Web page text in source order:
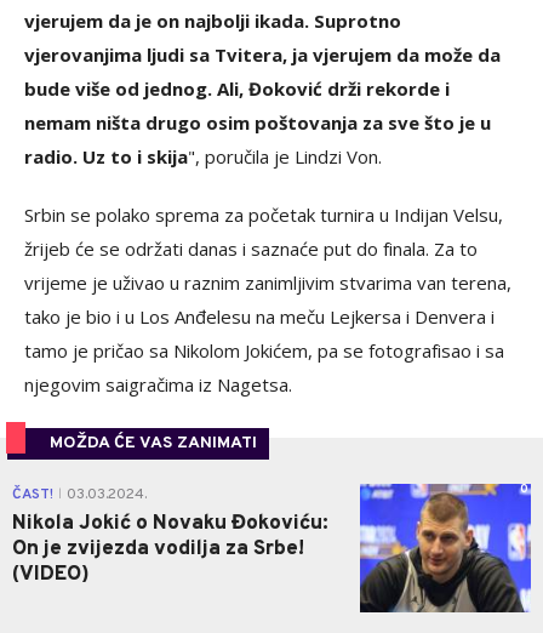
vjerujem da je on najbolji ikada. Suprotno
vjerovanjima ljudi sa Tvitera, ja vjerujem da može da
bude više od jednog. Ali, Đoković drži rekorde i
nemam ništa drugo osim poštovanja za sve što je u
radio. Uz to i skija", poručila je Lindzi Von.
Srbin se polako sprema za početak turnira u Indijan Velsu,
žrijeb će se održati danas i saznaće put do finala. Za to
vrijeme je uživao u raznim zanimljivim stvarima van terena,
tako je bio i u Los Anđelesu na meču Lejkersa i Denvera i
tamo je pričao sa Nikolom Jokićem, pa se fotografisao i sa
njegovim saigračima iz Nagetsa.
MOŽDA ĆE VAS ZANIMATI
ČAST! 03.03.2024.
Nikola Jokić o Novaku Đokoviću:
On je zvijezda vodilja za Srbe!
(VIDEO)
0